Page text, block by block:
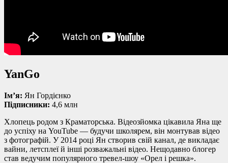
YanGo
Ім’я: Ян Гордієнко
Підписники: 4,6 млн
Хлопець родом з Краматорська. Відеозйомка цікавила Яна ще
до успіху на YouTube — будучи школярем, він монтував відео
з фотографій. У 2014 році Ян створив свій канал, де викладає
вайни, летсплеї й інші розважальні відео. Нещодавно блогер
став ведучим популярного тревел-шоу «Орел і решка».